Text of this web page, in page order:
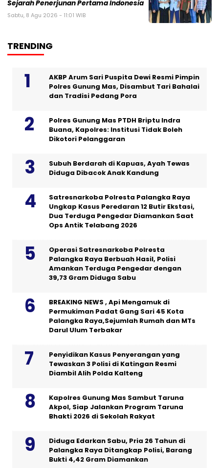
Sejarah Penerjunan Pertama Indonesia
Sabtu, 8 Agu 2026 - 11:01 WIB
TRENDING
AKBP Arum Sari Puspita Dewi Resmi Pimpin
Polres Gunung Mas, Disambut Tari Bahalai
dan Tradisi Pedang Pora
Polres Gunung Mas PTDH Briptu Indra
Buana, Kapolres: Institusi Tidak Boleh
Dikotori Pelanggaran
Subuh Berdarah di Kapuas, Ayah Tewas
Diduga Dibacok Anak Kandung
Satresnarkoba Polresta Palangka Raya
Ungkap Kasus Peredaran 12 Butir Ekstasi,
Dua Terduga Pengedar Diamankan Saat
Ops Antik Telabang 2026
Operasi Satresnarkoba Polresta
Palangka Raya Berbuah Hasil, Polisi
Amankan Terduga Pengedar dengan
39,73 Gram Diduga Sabu
BREAKING NEWS , Api Mengamuk di
Permukiman Padat Gang Sari 45 Kota
Palangka Raya,Sejumlah Rumah dan MTs
Darul Ulum Terbakar
Penyidikan Kasus Penyerangan yang
Tewaskan 3 Polisi di Katingan Resmi
Diambil Alih Polda Kalteng
Kapolres Gunung Mas Sambut Taruna
Akpol, Siap Jalankan Program Taruna
Bhakti 2026 di Sekolah Rakyat
Diduga Edarkan Sabu, Pria 26 Tahun di
Palangka Raya Ditangkap Polisi, Barang
Bukti 4,42 Gram Diamankan